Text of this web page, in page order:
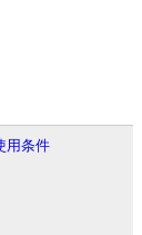
用条件